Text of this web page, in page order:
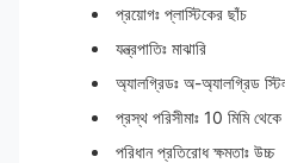
প্রয়োগঃ প্লাস্টিকের ছাঁচ
যন্ত্রপাতিঃ মাঝারি
অ্যালগ্রিডঃ অ-অ্যালগ্রিড
প্রস্থ পরিসীমাঃ 10 মিমি
পরিধান প্রতিরোধ ক্ষমতাঃ উচ্চ